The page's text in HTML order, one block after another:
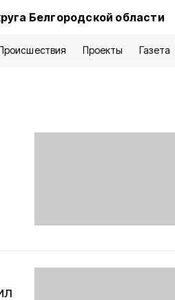
Белгородской области
Проекты Газета